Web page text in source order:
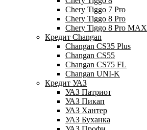
Chery Tiggo 7 Pro
Chery Tiggo 8 Pro
Chery Tiggo 8 Pro MAX
Кредит Changan
Changan CS35 Plus
Changan CS55
Changan CS75 FL
Changan UNI-K
Кредит УАЗ
УАЗ Патриот
УАЗ Пикап
УАЗ Хантер
УАЗ Буханка